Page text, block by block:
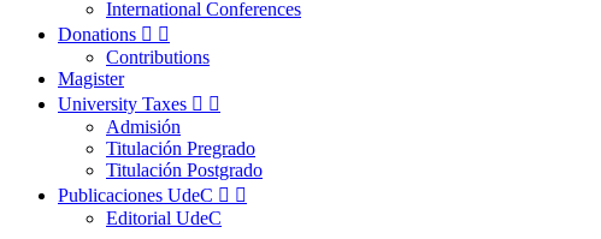
International Conferences
Donations  
Contributions
Magister
University Taxes  
Admisión
Titulación Pregrado
Titulación Postgrado
Publicaciones UdeC  
Editorial UdeC